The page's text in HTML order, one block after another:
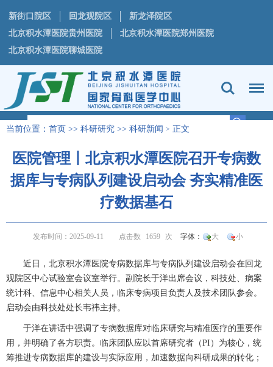
新街口院区 回龙观院区
新龙泽院区
北京积水潭医院贵州医院
北京积水潭医院郑州医院
北京积水潭医院聊城医院
当前位置： 首页 >> 科研研究 >> 科研新闻 > 正文
医院管理丨北京积水潭医院召开专病数
据库与专病队列建设启动会 夯实精准医
疗数据基石​
发布时间：2025-09-11 点击数 1659 次 字体： 大 小
近日，北京积水潭医院专病数据库与专病队列建设启动会在回龙
观院区中心试验室会议室举行。副院长于洋出席会议， 科技处、病案
统计科、 信息中心相关人员，临床专病项目负责人及技术团队参会。
启动会由科技处处长韦祎主持。
于洋在讲话中强调了专病数据库对临床研究与精准医疗的重要作
用，并明确了各方职责。临床团队应以首席研究者（PI）为核心，统
筹推进专病数据库的建设与实际应用，加速数据向科研成果的转化；